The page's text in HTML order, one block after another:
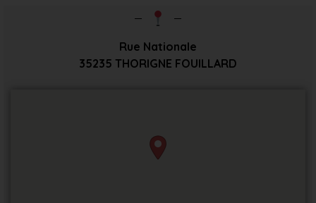
Rue Nationale
35235 THORIGNE FOUILLARD